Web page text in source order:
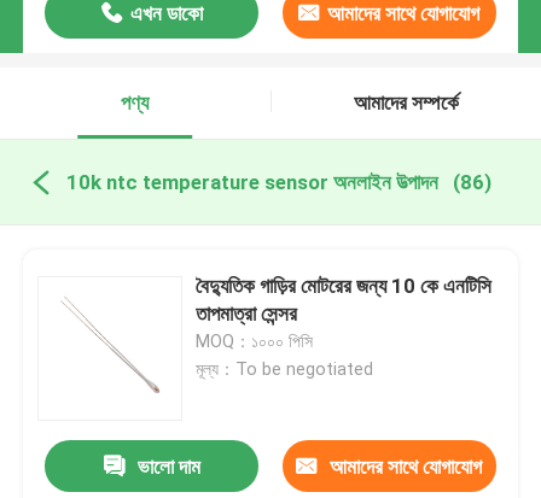
এখন ডাকো আমাদের সাথে যোগাযোগ
পণ্য
আমাদের সম্পর্কে
10k ntc temperature sensor অনলাইন উত্পাদন (86)
বৈদ্যুতিক গাড়ির মোটরের জন্য 10 কে এনটিসি
তাপমাত্রা সেন্সর
MOQ：১০০০ পিসি
মূল্য：To be negotiated
ভালো দাম আমাদের সাথে যোগাযোগ